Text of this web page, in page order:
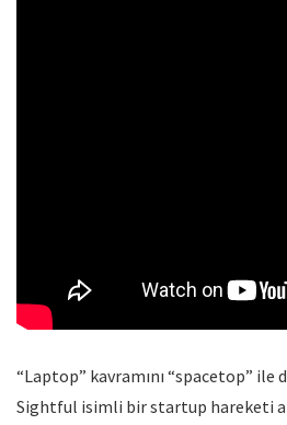
“Laptop” kavramını “spacetop”
Sightful isimli bir startup hareketi